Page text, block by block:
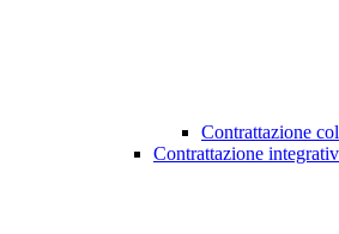
Contrattazione
Contrattazione